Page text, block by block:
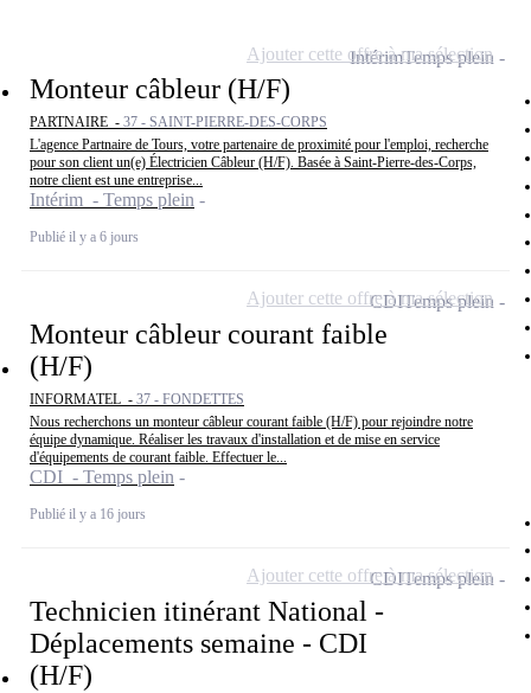
Monteur câbleur (H/F)
PARTNAIRE - 37 - SAINT-PIERRE-DES-CORPS
L'agence Partnaire de Tours, votre partenaire de proximité pour l'emploi, recherche
pour son client un(e) Électricien Câbleur (H/F). Basée à Saint-Pierre-des-Corps,
notre client est une entreprise...
Intérim - Temps plein
Publié il y a 6 jours
IntérimTemps plein
Ajouter cette offre à ma sélection
Monteur câbleur courant faible
(H/F)
INFORMATEL - 37 - FONDETTES
Nous recherchons un monteur câbleur courant faible (H/F) pour rejoindre notre
équipe dynamique. Réaliser les travaux d'installation et de mise en service
d'équipements de courant faible. Effectuer le...
CDI - Temps plein
Publié il y a 16 jours
CDITemps plein
Ajouter cette offre à ma sélection
Technicien itinérant National -
Déplacements semaine - CDI
(H/F)
CDITemps plein
Ajouter cette offre à ma sélection